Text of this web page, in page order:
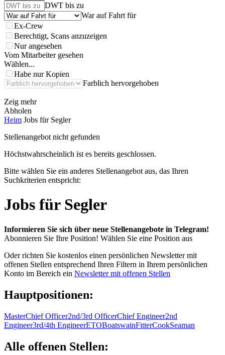
DWT bis zu
War auf Fahrt für
Ex-Crew
Berechtigt, Scans anzuzeigen
Nur angesehen
Vom Mitarbeiter gesehen
Wählen...
Habe nur Kopien
Farblich hervorgehoben
Zeig mehr
Abholen
Heim Jobs für Segler
Stellenangebot nicht gefunden
Höchstwahrscheinlich ist es bereits geschlossen.
Bitte wählen Sie ein anderes Stellenangebot aus, das Ihren
Suchkriterien entspricht:
Jobs für Segler
Informieren Sie sich über neue Stellenangebote in Telegram!
Abonnieren Sie Ihre Position! Wählen Sie eine Position aus
Oder richten Sie kostenlos einen persönlichen Newsletter mit
offenen Stellen entsprechend Ihren Filtern in Ihrem persönlichen
Konto im Bereich ein Newsletter mit offenen Stellen
Hauptpositionen:
MasterChief Officer2nd/3rd OfficerChief Engineer2nd
Engineer3rd/4th EngineerETOBoatswainFitterCookSeaman
Alle offenen Stellen: